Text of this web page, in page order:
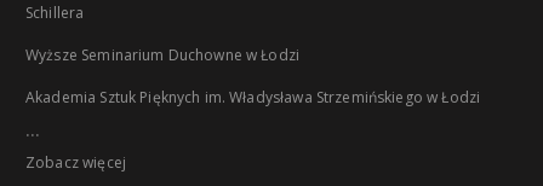
Schillera
Wyższe Seminarium Duchowne w Łodzi
Akademia Sztuk Pięknych im. Władysława Strzemińskiego w Łodzi
...
Zobacz więcej